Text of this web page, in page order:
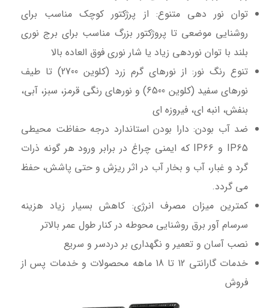
توان نور دهی متنوع: از پرژکتور کوچک مناسب برای
روشنایی موضعی تا پروژکتور بزرگ مناسب برای برج نوری
بلند با توان نوردهی زیاد یا شار نوری فوق العاده بالا
تنوع رنگ نور: از نورهای گرم زرد (کلوین 2700) تا طیف
نورهای سفید (کلوین 6500) و نورهای رنگی قرمز، سبز، آبی،
بنفش، انبه ای، فیروزه ای
ضد آب بودن: دارا بودن استاندارد درجه حفاظت محیطی
IP65 و IP66 که ایمنی چراغ در برابر ورود هر گونه ذرات
گرد و غبار، آب و بخار آب در اثر ریزش و حتی پاشش، حفظ
می گردد.
کمترین میزان مصرف انرژی: کاهش بسیار زیاد هزینه
سرسام آور برق روشنایی محوطه در کنار طول عمر بالاتر
نصب آسان و تعمیر و نگهداری بر دردسر و سریع
خدمات گارانتی 12 تا 18 ماهه محصولات و خدمات پس از
فروش